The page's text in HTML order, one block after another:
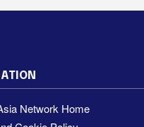
Network Home